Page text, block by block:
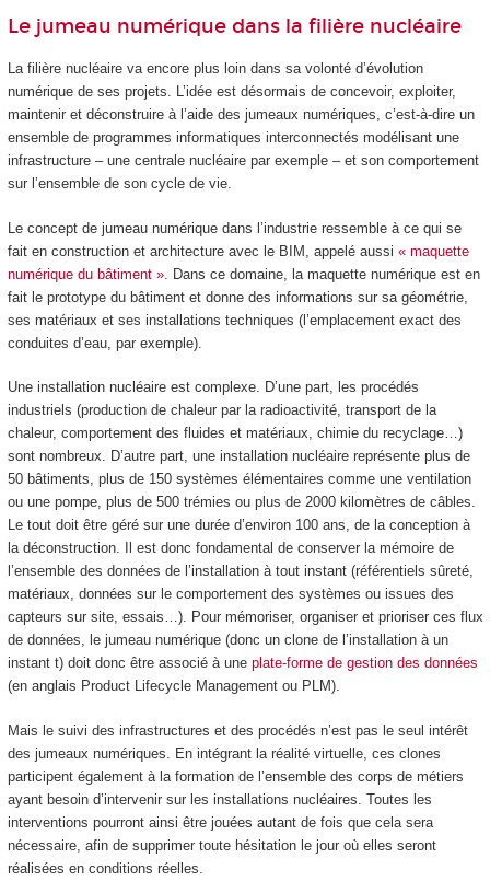
Le jumeau numérique dans la filière nucléaire
La filière nucléaire va encore plus loin dans sa volonté d’évolution
numérique de ses projets. L’idée est désormais de concevoir, exploiter,
maintenir et déconstruire à l’aide des jumeaux numériques, c’est-à-dire un
ensemble de programmes informatiques interconnectés modélisant une
infrastructure – une centrale nucléaire par exemple – et son comportement
sur l’ensemble de son cycle de vie.
Le concept de jumeau numérique dans l’industrie ressemble à ce qui se
fait en construction et architecture avec le BIM, appelé aussi « maquette
numérique du bâtiment ». Dans ce domaine, la maquette numérique est en
fait le prototype du bâtiment et donne des informations sur sa géométrie,
ses matériaux et ses installations techniques (l’emplacement exact des
conduites d’eau, par exemple).
Une installation nucléaire est complexe. D’une part, les procédés
industriels (production de chaleur par la radioactivité, transport de la
chaleur, comportement des fluides et matériaux, chimie du recyclage…)
sont nombreux. D’autre part, une installation nucléaire représente plus de
50 bâtiments, plus de 150 systèmes élémentaires comme une ventilation
ou une pompe, plus de 500 trémies ou plus de 2000 kilomètres de câbles.
Le tout doit être géré sur une durée d’environ 100 ans, de la conception à
la déconstruction. Il est donc fondamental de conserver la mémoire de
l’ensemble des données de l’installation à tout instant (référentiels sûreté,
matériaux, données sur le comportement des systèmes ou issues des
capteurs sur site, essais…). Pour mémoriser, organiser et prioriser ces flux
de données, le jumeau numérique (donc un clone de l’installation à un
instant t) doit donc être associé à une plate-forme de gestion des données
(en anglais Product Lifecycle Management ou PLM).
Mais le suivi des infrastructures et des procédés n’est pas le seul intérêt
des jumeaux numériques. En intégrant la réalité virtuelle, ces clones
participent également à la formation de l’ensemble des corps de métiers
ayant besoin d’intervenir sur les installations nucléaires. Toutes les
interventions pourront ainsi être jouées autant de fois que cela sera
nécessaire, afin de supprimer toute hésitation le jour où elles seront
réalisées en conditions réelles.